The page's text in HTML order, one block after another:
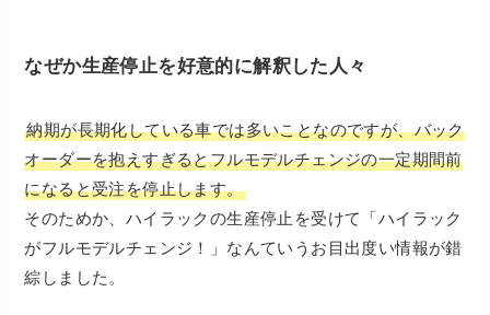
なぜか生産停止を好意的に解釈した人々
納期が長期化している車では多いことなのですが、バック
オーダーを抱えすぎるとフルモデルチェンジの一定期間前
になると受注を停止します。
そのためか、ハイラックの生産停止を受けて「ハイラック
がフルモデルチェンジ！」なんていうお目出度い情報が錯
綜しました。